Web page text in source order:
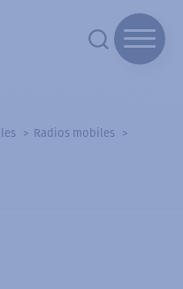
Radios mobiles